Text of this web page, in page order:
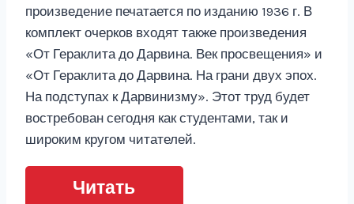
произведение печатается по изданию 1936 г. В
комплект очерков входят также произведения
«От Гераклита до Дарвина. Век просвещения» и
«От Гераклита до Дарвина. На грани двух эпох.
На подступах к Дарвинизму». Этот труд будет
востребован сегодня как студентами, так и
широким кругом читателей.
Читать